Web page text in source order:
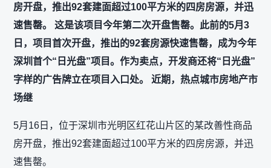
房开盘，推出92套建面超过100平方米的四房房源，并迅
速售罄。 这是该项目今年第二次开盘售罄。此前的5月3
日，项目首次开盘，推出的92套房源快速售罄，成为今年
深圳首个“日光盘”项目。作为卖点，开发商还将“日光盘”
字样的广告牌立在项目入口处。 近期，热点城市房地产市
场继
5月16日，位于深圳市光明区红花山片区的某改善性商品
房开盘，推出92套建面超过100平方米的四房房源，并迅
速售罄。